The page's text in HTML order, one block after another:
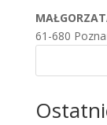
61-680